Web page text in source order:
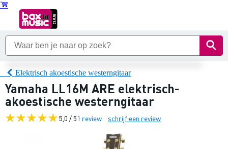
Elektrisch akoestische westerngitaar
Yamaha LL16M ARE elektrisch-
akoestische westerngitaar
5,0 / 51 review schrijf een review